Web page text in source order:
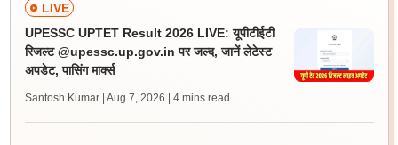
LIVE
UPESSC UPTET Result 2026 LIVE: यूपीटीईटी
रिजल्ट @upessc.up.gov.in पर जल्द, जानें लेटेस्ट
अपडेट, पासिंग मार्क्स
Santosh Kumar | Aug 7, 2026 | 4 mins read